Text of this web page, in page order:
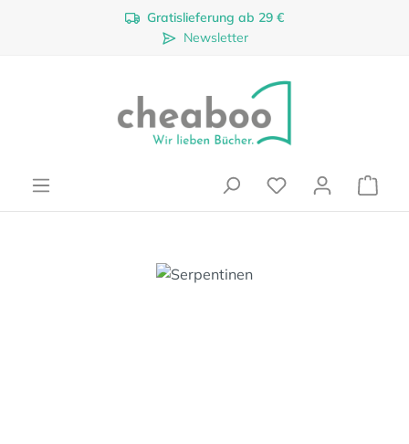
Zum Hauptinhalt springenGratislieferung ab 29 €
Newsletter
Bildergalerie überspringen